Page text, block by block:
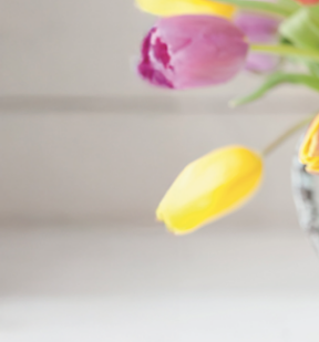
NYHETER & EVENT
GRATIS DIABETESPRODUKTER
Blodsockerkollen